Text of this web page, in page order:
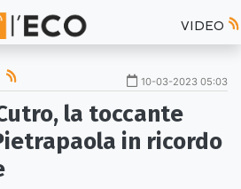
VIDEO
10-03-2023 05:03
la toccante
in ricordo